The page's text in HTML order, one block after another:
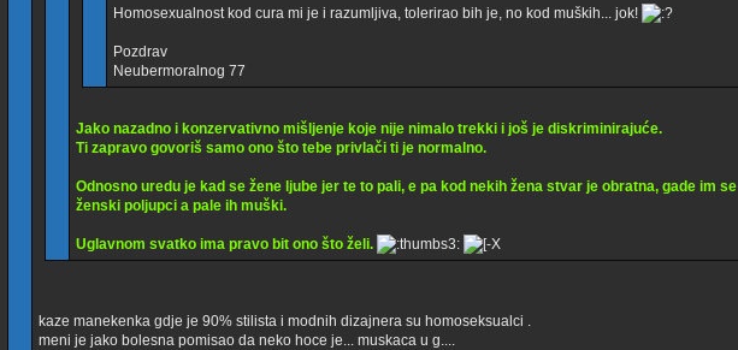
Homosexualnost kod cura mi je i razumljiva, tolerirao bih je, no kod muških... jok!
Pozdrav
Neubermoralnog 77
Jako nazadno i konzervativno mišljenje koje nije nimalo trekki i još je diskriminirajuće.
Ti zapravo govoriš samo ono što tebe privlači ti je normalno.
Odnosno uredu je kad se žene ljube jer te to pali, e pa kod nekih žena stvar je obratna, gade im se
ženski poljupci a pale ih muški.
Uglavnom svatko ima pravo bit ono što želi.
kaze manekenka gdje je 90% stilista i modnih dizajnera su homoseksualci .
meni je jako bolesna pomisao da neko hoce je... muskaca u g....